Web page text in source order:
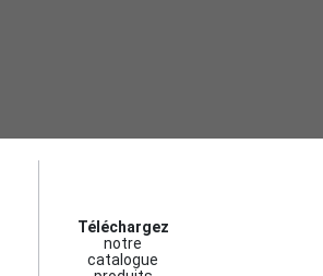
Téléchargez
notre
catalogue